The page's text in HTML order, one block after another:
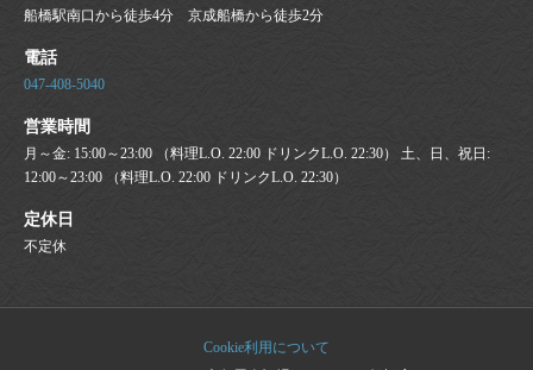
船橋駅南口から徒歩4分 京成船橋から徒歩2分
電話
047-408-5040
営業時間
月～金: 15:00～23:00 （料理L.O. 22:00 ドリンクL.O. 22:30） 土、日、祝日:
12:00～23:00 （料理L.O. 22:00 ドリンクL.O. 22:30）
定休日
不定休
Cookie利用について